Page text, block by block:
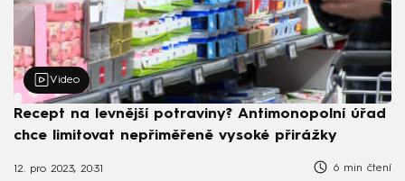
Video
Recept na levnější potraviny? Antimonopolní úřad
chce limitovat nepřiměřeně vysoké přirážky
12. pro 2023, 20:31 6 min čtení